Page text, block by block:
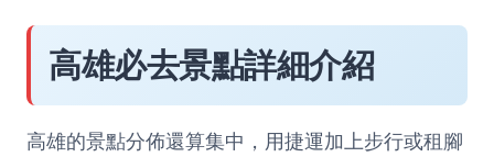
高雄必去景點詳細介紹
高雄的景點分佈還算集中，用捷運加上步行或租腳